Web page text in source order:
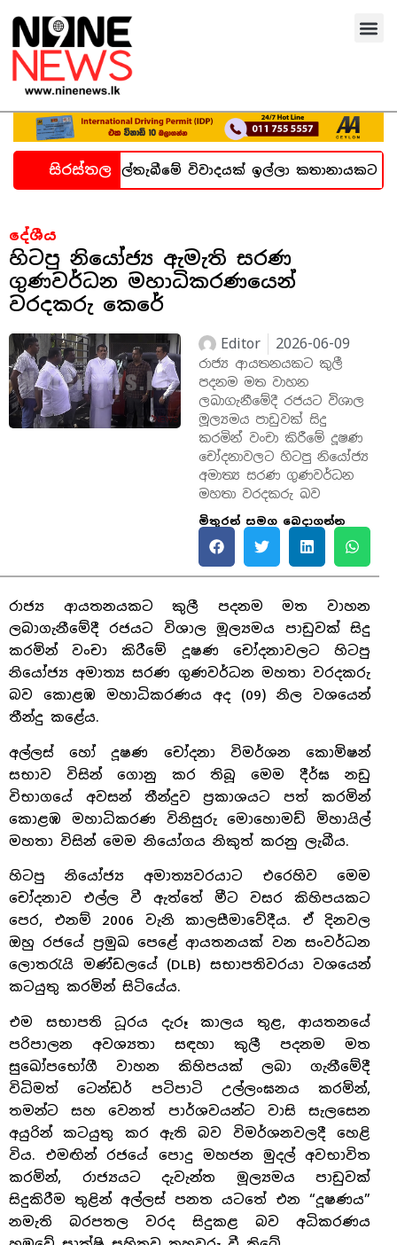
සිරස්තල
හදිසි කල්තැබීමේ විවාදයක් ඉල්ලා කතානායකට ලිපියක්
දේශීය
හිටපු නියෝජ්‍ය ඇමැති සරණ
ගුණවර්ධන මහාධිකරණයෙන්
වරදකරු කෙරේ
Editor 2026-06-09
රාජ්‍ය ආයතනයකට කුලී
පදනම මත වාහන
ලබාගැනීමේදී රජයට විශාල
මූල්‍යමය පාඩුවක් සිදු
කරමින් වංචා කිරීමේ දූෂණ
චෝදනාවලට හිටපු නියෝජ්‍ය
අමාත්‍ය සරණ ගුණවර්ධන
මහතා වරදකරු බව
මිතුරන් සමග බෙදාගන්න
රාජ්‍ය ආයතනයකට කුලී පදනම මත වාහන
ලබාගැනීමේදී රජයට විශාල මූල්‍යමය පාඩුවක් සිදු
කරමින් වංචා කිරීමේ දූෂණ චෝදනාවලට හිටපු
නියෝජ්‍ය අමාත්‍ය සරණ ගුණවර්ධන මහතා වරදකරු
බව කොළඹ මහාධිකරණය අද (09) නිල වශයෙන්
තීන්දු කළේය.
අල්ලස් හෝ දූෂණ චෝදනා විමර්ශන කොමිෂන්
සභාව විසින් ගොනු කර තිබූ මෙම දීර්ඝ නඩු
විභාගයේ අවසන් තීන්දුව ප්‍රකාශයට පත් කරමින්
කොළඹ මහාධිකරණ විනිසුරු මොහොමඩ් මිහායිල්
මහතා විසින් මෙම නියෝගය නිකුත් කරනු ලැබීය.
හිටපු නියෝජ්‍ය අමාත්‍යවරයාට එරෙහිව මෙම
චෝදනාව එල්ල වී ඇත්තේ මීට වසර කිහිපයකට
පෙර, එනම් 2006 වැනි කාලසීමාවේදීය. ඒ දිනවල
ඔහු රජයේ ප්‍රමුඛ පෙළේ ආයතනයක් වන සංවර්ධන
ලොතරැයි මණ්ඩලයේ (DLB) සභාපතිවරයා වශයෙන්
කටයුතු කරමින් සිටියේය.
එම සභාපති ධූරය දැරූ කාලය තුළ, ආයතනයේ
පරිපාලන අවශ්‍යතා සඳහා කුලී පදනම මත
සුඛෝපභෝගී වාහන කිහිපයක් ලබා ගැනීමේදී
විධිමත් ටෙන්ඩර් පටිපාටි උල්ලංඝනය කරමින්,
තමන්ට සහ වෙනත් පාර්ශවයන්ට වාසි සැලසෙන
අයුරින් කටයුතු කර ඇති බව විමර්ශනවලදී හෙළි
විය. එමඟින් රජයේ පොදු මහජන මුදල් අවභාවිත
කරමින්, රාජ්‍යයට දැවැන්ත මූල්‍යමය පාඩුවක්
සිදුකිරීම තුළින් අල්ලස් පනත යටතේ එන “දූෂණය”
නමැති බරපතල වරද සිදුකළ බව අධිකරණය